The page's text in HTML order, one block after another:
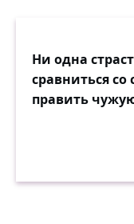
Ни одна
сравниться
править